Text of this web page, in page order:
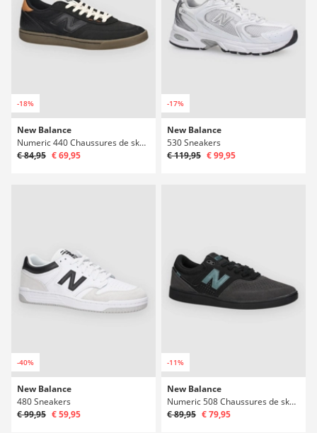
-18%
New Balance
Numeric 440 Chaussures de skate
€ 84,95 € 69,95
-17%
New Balance
530 Sneakers
€ 119,95 € 99,95
-40%
New Balance
480 Sneakers
€ 99,95 € 59,95
-11%
New Balance
Numeric 508 Chaussures de skate
€ 89,95 € 79,95